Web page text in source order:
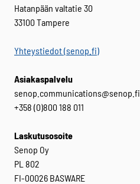
Hatanpään valtatie 30
33100 Tampere
Yhteystiedot (senop.fi)
Asiakaspalvelu
senop.communications@senop.fi
+358 (0)800 188 011
Laskutusosoite
Senop Oy
PL 802
FI-00026 BASWARE